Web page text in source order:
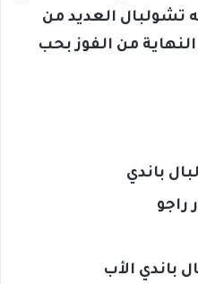
تشولبال العديد من
من الفوز بحب
باندي
راجو
باندي الأب